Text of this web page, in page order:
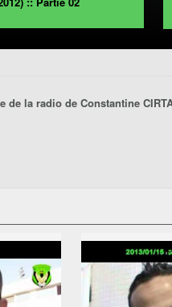
la radio de Constantine